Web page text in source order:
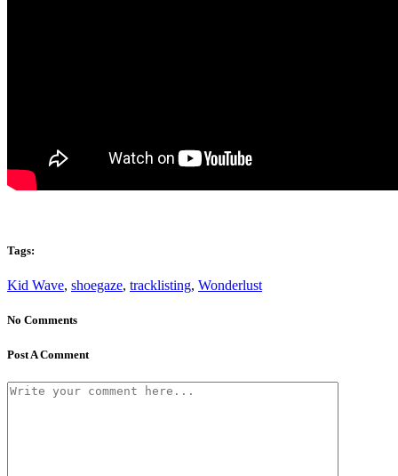
Tags:
Kid Wave, shoegaze, tracklisting, Wonderlust
No Comments
Post A Comment